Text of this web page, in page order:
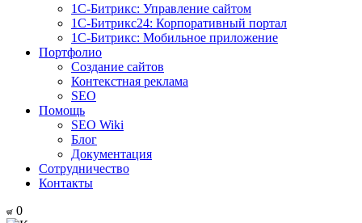
1С-Битрикс: Управление сайтом
1С-Битрикс24: Корпоративный портал
1С-Битрикс: Мобильное приложение
Портфолио
Создание сайтов
Контекстная реклама
SEO
Помощь
SEO Wiki
Блог
Документация
Сотрудничество
Контакты
0